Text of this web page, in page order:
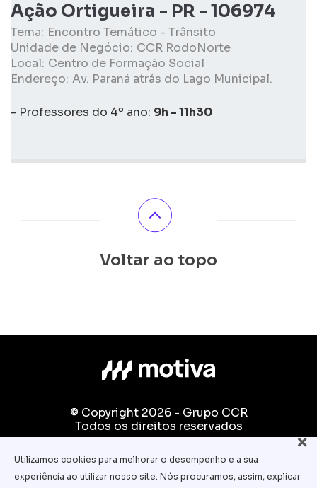
Ação Ortigueira - PR - 106974
Tema: Encontro Temático - Trânsito
Unidade de Negócio: CCR RodoNorte
Local: Centro de Formação Social
Endereço: Av. Paraná atrás do Lago Municipal.
- Professores do 4º ano: 9h - 11h30
Voltar ao topo
© Copyright 2026 - Grupo CCR
Todos os direitos reservados
Fale conosco:
equipe.pedagogica@motiva.com.br
Utilizamos cookies para melhorar o desempenho e a sua
experiência ao utilizar nosso site. Nós procuramos, assim, explicar